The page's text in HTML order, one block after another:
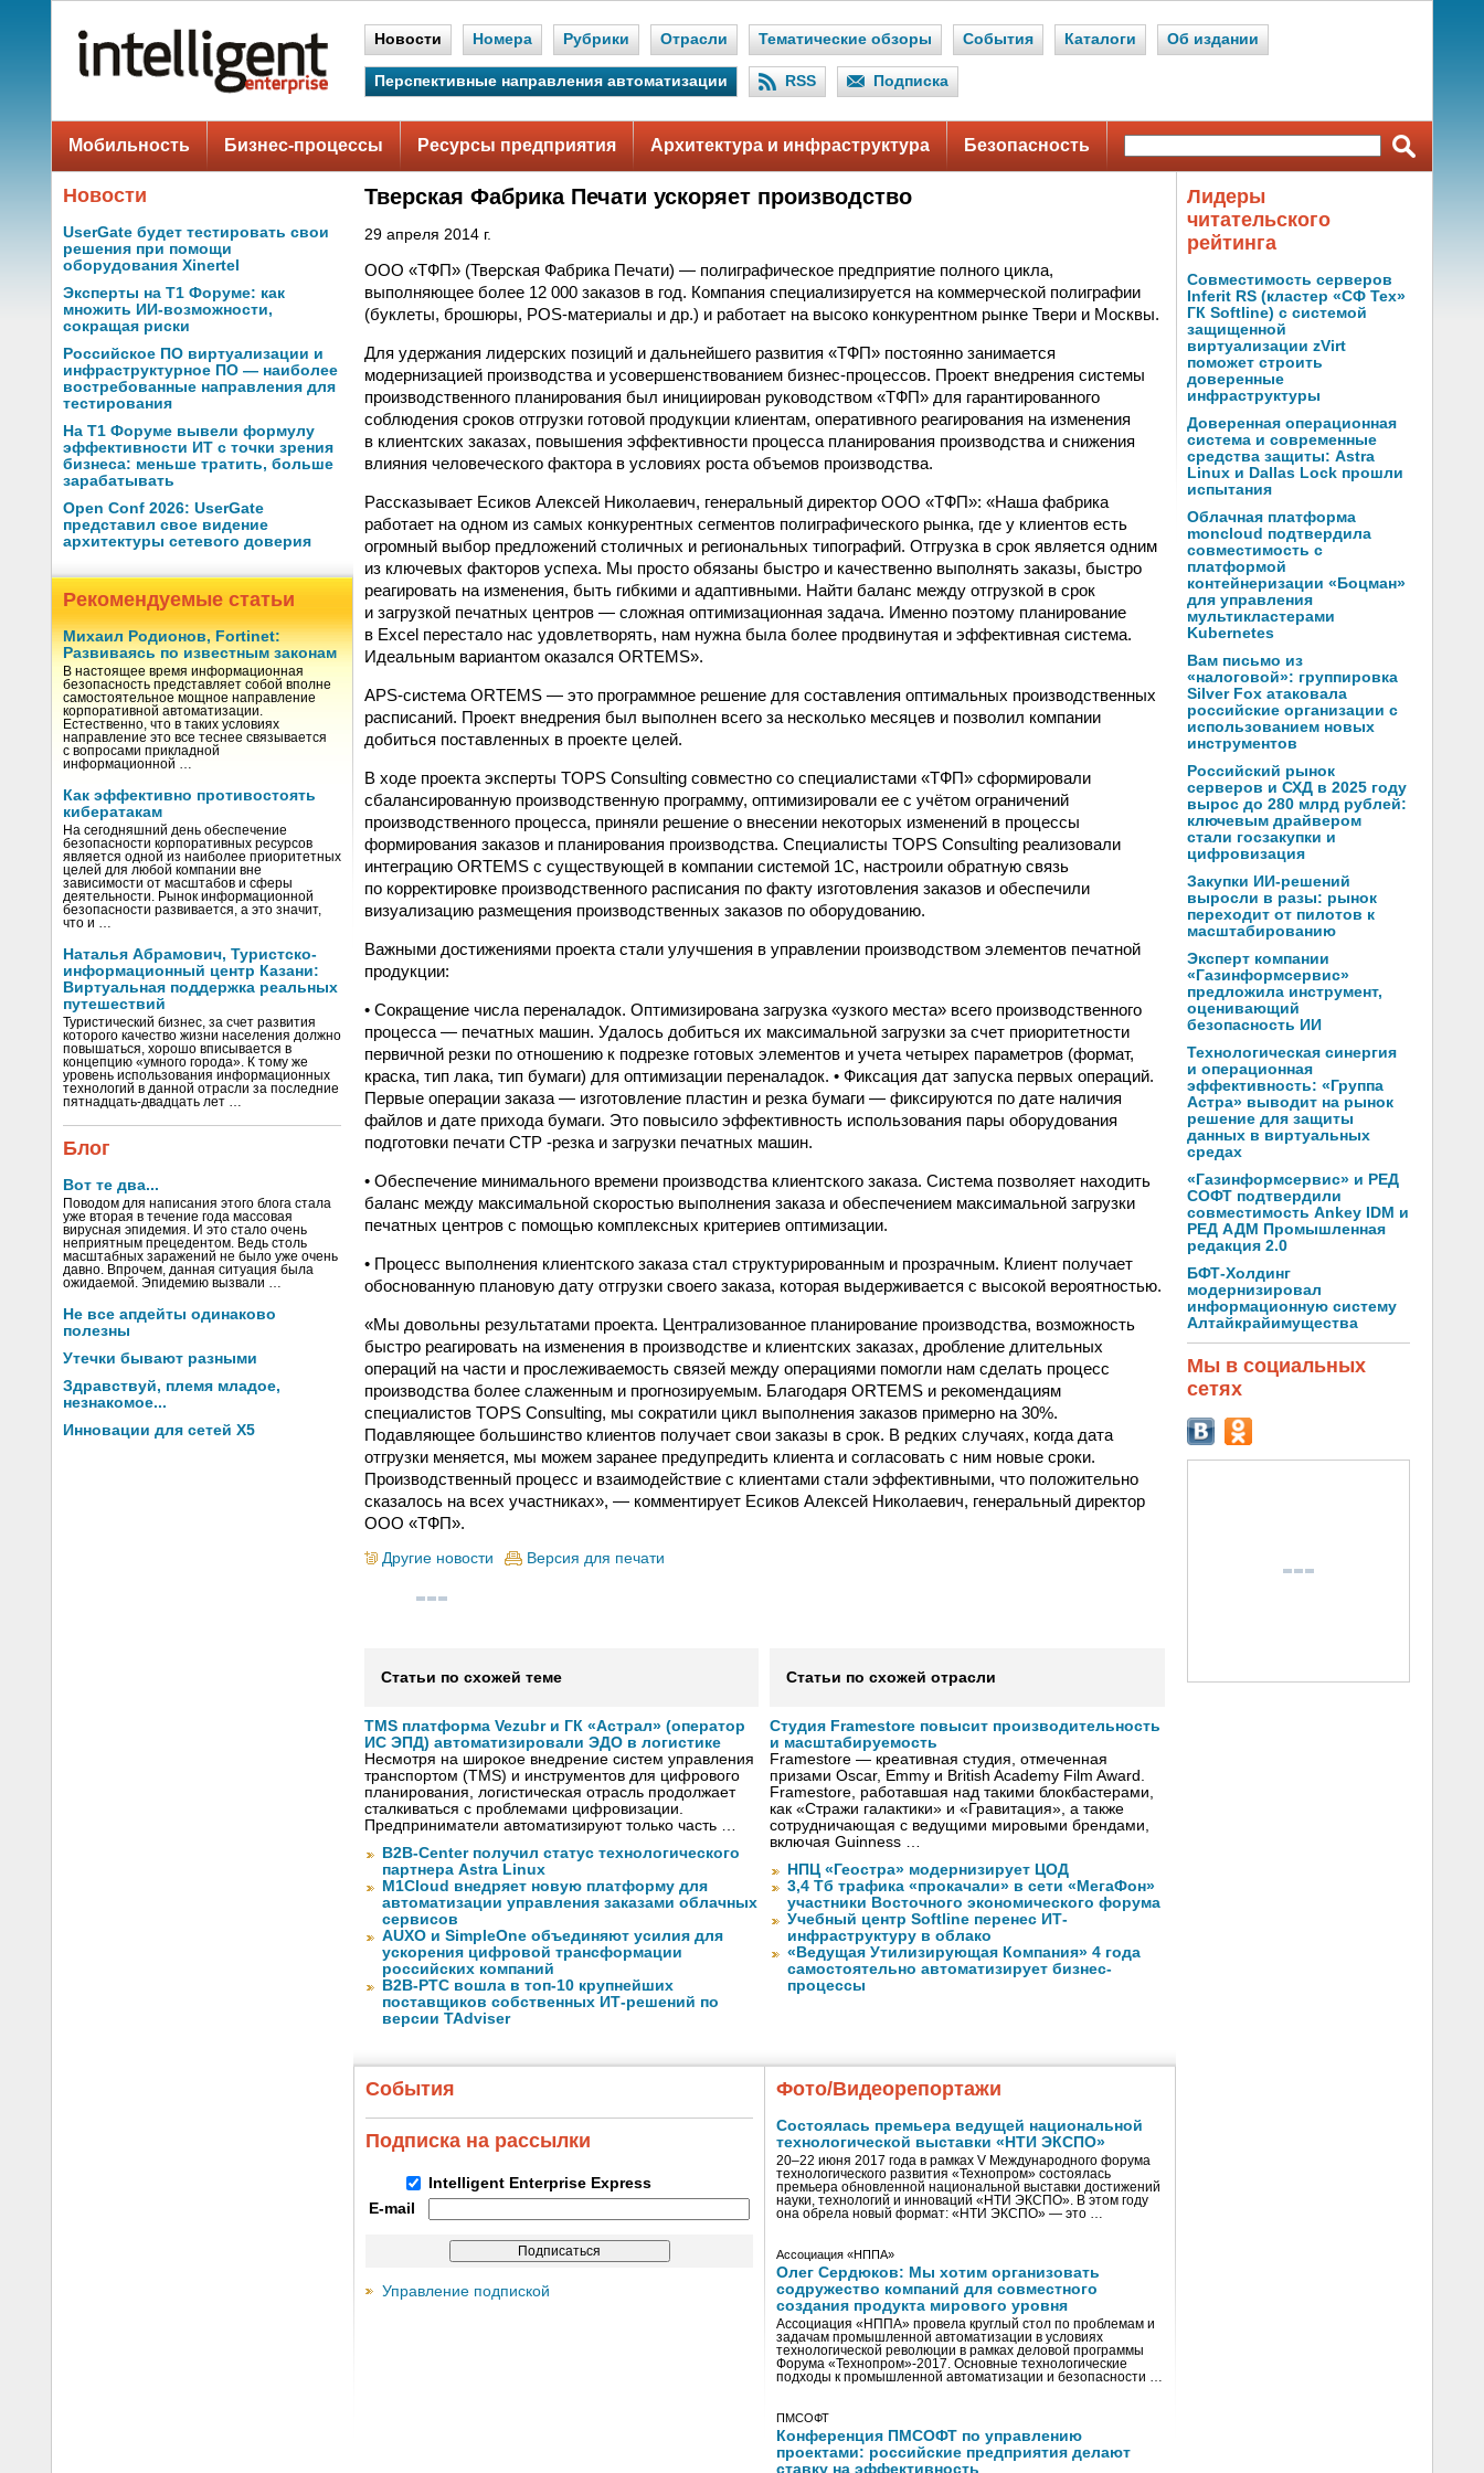
Новости Номера Рубрики Отрасли Тематические обзоры События Каталоги Об издании
Перспективные направления автоматизации RSS Подписка
Мобильность Бизнес-процессы Ресурсы предприятия Архитектура и инфраструктура Безопасность
Новости
UserGate будет тестировать свои
решения при помощи
оборудования Xinertel
Эксперты на Т1 Форуме: как
множить ИИ-возможности,
сокращая риски
Российское ПО виртуализации и
инфраструктурное ПО — наиболее
востребованные направления для
тестирования
На Т1 Форуме вывели формулу
эффективности ИТ с точки зрения
бизнеса: меньше тратить, больше
зарабатывать
Open Conf 2026: UserGate
представил свое видение
архитектуры сетевого доверия
Рекомендуемые статьи
Михаил Родионов, Fortinet:
Развиваясь по известным законам
В настоящее время информационная
безопасность представляет собой вполне
самостоятельное мощное направление
корпоративной автоматизации.
Естественно, что в таких условиях
направление это все теснее связывается
с вопросами прикладной
информационной …
Как эффективно противостоять
кибератакам
На сегодняшний день обеспечение
безопасности корпоративных ресурсов
является одной из наиболее приоритетных
целей для любой компании вне
зависимости от масштабов и сферы
деятельности. Рынок информационной
безопасности развивается, а это значит,
что и …
Наталья Абрамович, Туристско-
информационный центр Казани:
Виртуальная поддержка реальных
путешествий
Туристический бизнес, за счет развития
которого качество жизни населения должно
повышаться, хорошо вписывается в
концепцию «умного города». К тому же
уровень использования информационных
технологий в данной отрасли за последние
пятнадцать-двадцать лет …
Блог
Вот те два...
Поводом для написания этого блога стала
уже вторая в течение года массовая
вирусная эпидемия. И это стало очень
неприятным прецедентом. Ведь столь
масштабных заражений не было уже очень
давно. Впрочем, данная ситуация была
ожидаемой. Эпидемию вызвали …
Не все апдейты одинаково
полезны
Утечки бывают разными
Здравствуй, племя младое,
незнакомое...
Инновации для сетей X5
Тверская Фабрика Печати ускоряет производство
29 апреля 2014 г.
ООО «ТФП» (Тверская Фабрика Печати) — полиграфическое предприятие полного цикла,
выполняющее более 12 000 заказов в год. Компания специализируется на коммерческой полиграфии
(буклеты, брошюры, POS-материалы и др.) и работает на высоко конкурентном рынке Твери и Москвы.
Для удержания лидерских позиций и дальнейшего развития «ТФП» постоянно занимается
модернизацией производства и усовершенствованием бизнес-процессов. Проект внедрения системы
производственного планирования был инициирован руководством «ТФП» для гарантированного
соблюдения сроков отгрузки готовой продукции клиентам, оперативного реагирования на изменения
в клиентских заказах, повышения эффективности процесса планирования производства и снижения
влияния человеческого фактора в условиях роста объемов производства.
Рассказывает Есиков Алексей Николаевич, генеральный директор ООО «ТФП»: «Наша фабрика
работает на одном из самых конкурентных сегментов полиграфического рынка, где у клиентов есть
огромный выбор предложений столичных и региональных типографий. Отгрузка в срок является одним
из ключевых факторов успеха. Мы просто обязаны быстро и качественно выполнять заказы, быстро
реагировать на изменения, быть гибкими и адаптивными. Найти баланс между отгрузкой в срок
и загрузкой печатных центров — сложная оптимизационная задача. Именно поэтому планирование
в Excel перестало нас удовлетворять, нам нужна была более продвинутая и эффективная система.
Идеальным вариантом оказался ORTEMS».
APS-система ORTEMS — это программное решение для составления оптимальных производственных
расписаний. Проект внедрения был выполнен всего за несколько месяцев и позволил компании
добиться поставленных в проекте целей.
В ходе проекта эксперты TOPS Consulting совместно со специалистами «ТФП» сформировали
сбалансированную производственную программу, оптимизировали ее с учётом ограничений
производственного процесса, приняли решение о внесении некоторых изменений в процессы
формирования заказов и планирования производства. Специалисты TOPS Consulting реализовали
интеграцию ORTEMS с существующей в компании системой 1С, настроили обратную связь
по корректировке производственного расписания по факту изготовления заказов и обеспечили
визуализацию размещения производственных заказов по оборудованию.
Важными достижениями проекта стали улучшения в управлении производством элементов печатной
продукции:
• Сокращение числа переналадок. Оптимизирована загрузка «узкого места» всего производственного
процесса — печатных машин. Удалось добиться их максимальной загрузки за счет приоритетности
первичной резки по отношению к подрезке готовых элементов и учета четырех параметров (формат,
краска, тип лака, тип бумаги) для оптимизации переналадок. • Фиксация дат запуска первых операций.
Первые операции заказа — изготовление пластин и резка бумаги — фиксируются по дате наличия
файлов и дате прихода бумаги. Это повысило эффективность использования пары оборудования
подготовки печати CTP -резка и загрузки печатных машин.
• Обеспечение минимального времени производства клиентского заказа. Система позволяет находить
баланс между максимальной скоростью выполнения заказа и обеспечением максимальной загрузки
печатных центров с помощью комплексных критериев оптимизации.
• Процесс выполнения клиентского заказа стал структурированным и прозрачным. Клиент получает
обоснованную плановую дату отгрузки своего заказа, которая выдерживается с высокой вероятностью.
«Мы довольны результатами проекта. Централизованное планирование производства, возможность
быстро реагировать на изменения в производстве и клиентских заказах, дробление длительных
операций на части и прослеживаемость связей между операциями помогли нам сделать процесс
производства более слаженным и прогнозируемым. Благодаря ORTEMS и рекомендациям
специалистов TOPS Consulting, мы сократили цикл выполнения заказов примерно на 30%.
Подавляющее большинство клиентов получает свои заказы в срок. В редких случаях, когда дата
отгрузки меняется, мы можем заранее предупредить клиента и согласовать с ним новые сроки.
Производственный процесс и взаимодействие с клиентами стали эффективными, что положительно
сказалось на всех участниках», — комментирует Есиков Алексей Николаевич, генеральный директор
ООО «ТФП».
Другие новости Версия для печати
Статьи по схожей теме
TMS платформа Vezubr и ГК «Астрал» (оператор
ИС ЭПД) автоматизировали ЭДО в логистике
Несмотря на широкое внедрение систем управления
транспортом (TMS) и инструментов для цифрового
планирования, логистическая отрасль продолжает
сталкиваться с проблемами цифровизации.
Предприниматели автоматизируют только часть …
B2B-Center получил статус технологического
партнера Astra Linux
M1Cloud внедряет новую платформу для
автоматизации управления заказами облачных
сервисов
AUXO и SimpleOne объединяют усилия для
ускорения цифровой трансформации
российских компаний
B2B-РТС вошла в топ-10 крупнейших
поставщиков собственных ИТ-решений по
версии TAdviser
Статьи по схожей отрасли
Студия Framestore повысит производительность
и масштабируемость
Framestore — креативная студия, отмеченная
призами Oscar, Emmy и British Academy Film Award.
Framestore, работавшая над такими блокбастерами,
как «Стражи галактики» и «Гравитация», a также
сотрудничающая с ведущими мировыми брендами,
включая Guinness …
НПЦ «Геостра» модернизирует ЦОД
3,4 Тб трафика «прокачали» в сети «МегаФон»
участники Восточного экономического форума
Учебный центр Softline перенес ИТ-
инфраструктуру в облако
«Ведущая Утилизирующая Компания» 4 года
самостоятельно автоматизирует бизнес-
процессы
События
Подписка на рассылки
Intelligent Enterprise Express
E-mail
Управление подпиской
Фото/Видеорепортажи
Состоялась премьера ведущей национальной
технологической выставки «НТИ ЭКСПО»
20–22 июня 2017 года в рамках V Международного форума
технологического развития «Технопром» состоялась
премьера обновленной национальной выставки достижений
науки, технологий и инноваций «НТИ ЭКСПО». В этом году
она обрела новый формат: «НТИ ЭКСПО» — это …
Ассоциация «НППА»
Олег Сердюков: Мы хотим организовать
содружество компаний для совместного
создания продукта мирового уровня
Ассоциация «НППА» провела круглый стол по проблемам и
задачам промышленной автоматизации в условиях
технологической революции в рамках деловой программы
Форума «Технопром»-2017. Основные технологические
подходы к промышленной автоматизации и безопасности …
ПМСОФТ
Конференция ПМСОФТ по управлению
проектами: российские предприятия делают
ставку на эффективность
Лидеры
читательского
рейтинга
Совместимость серверов
Inferit RS (кластер «СФ Тех»
ГК Softline) с системой
защищенной
виртуализации zVirt
поможет строить
доверенные
инфраструктуры
Доверенная операционная
система и современные
средства защиты: Astra
Linux и Dallas Lock прошли
испытания
Облачная платформа
moncloud подтвердила
совместимость с
платформой
контейнеризации «Боцман»
для управления
мультикластерами
Kubernetes
Вам письмо из
«налоговой»: группировка
Silver Fox атаковала
российские организации с
использованием новых
инструментов
Российский рынок
серверов и СХД в 2025 году
вырос до 280 млрд рублей:
ключевым драйвером
стали госзакупки и
цифровизация
Закупки ИИ-решений
выросли в разы: рынок
переходит от пилотов к
масштабированию
Эксперт компании
«Газинформсервис»
предложила инструмент,
оценивающий
безопасность ИИ
Технологическая синергия
и операционная
эффективность: «Группа
Астра» выводит на рынок
решение для защиты
данных в виртуальных
средах
«Газинформсервис» и РЕД
СОФТ подтвердили
совместимость Ankey IDM и
РЕД АДМ Промышленная
редакция 2.0
БФТ-Холдинг
модернизировал
информационную систему
Алтайкрайимущества
Мы в социальных
сетях